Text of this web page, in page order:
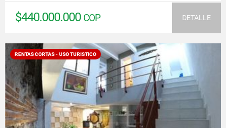
$440.000.000 COP DETALLE
RENTAS CORTAS - USO TURISTICO
VER DETALLES